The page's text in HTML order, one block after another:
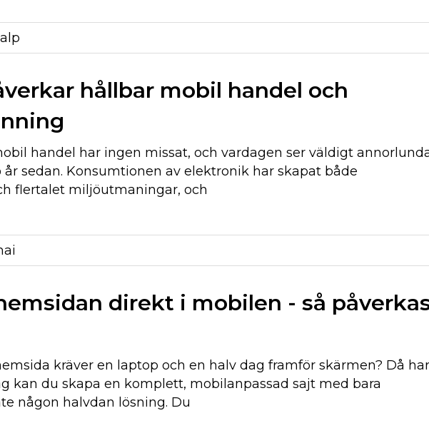
hållbar mobil handel och
handel har ingen missat, och vardagen ser väldigt
sedan. Konsumtionen av elektronik har skapat både
flertalet miljöutmaningar, och
direkt i mobilen - så
kräver en laptop och en halv dag framför skärmen? Då har
kan du skapa en komplett, mobilanpassad sajt med bara
någon halvdan lösning. Du